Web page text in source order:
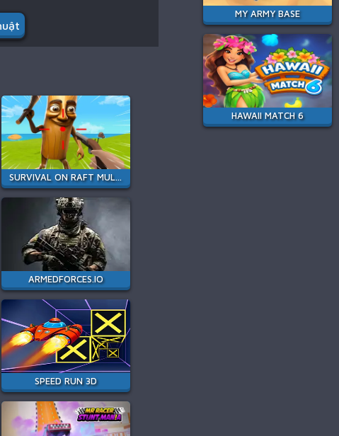
SURVIVAL ON RAFT MULTIPLAYER
ARMEDFORCES.IO
SPEED RUN 3D
MY ARMY BASE
HAWAII MATCH 6